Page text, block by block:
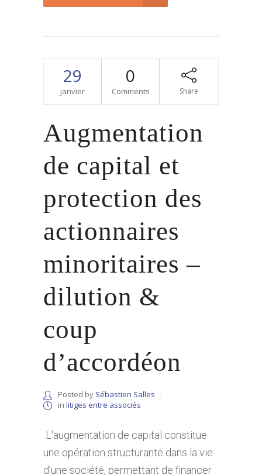
29
janvier
0
Comments Share
Augmentation
de capital et
protection des
actionnaires
minoritaires –
dilution &
coup
d’accordéon
Posted by Sébastien Salles
in litiges entre associés
L'augmentation de capital constitue
une opération structurante dans la vie
d'une société, permettant de financer